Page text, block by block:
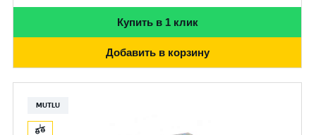
Купить в 1 клик
Добавить в корзину
MUTLU